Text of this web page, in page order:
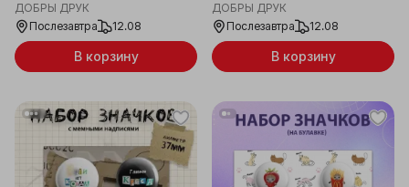
ДОБРЫ ДРУК
Послезавтра
12.08
В корзину
ДОБРЫ ДРУК
Послезавтра
12.08
В корзину